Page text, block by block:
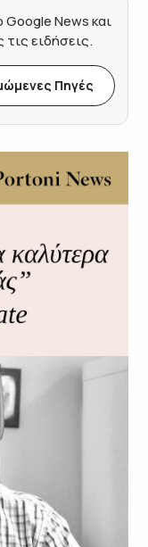
News και
ειδήσεις.
Πηγές